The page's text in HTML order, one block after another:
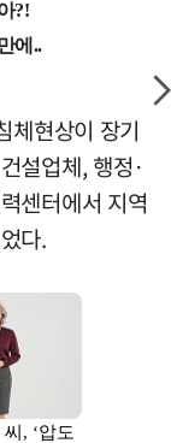
체현상이 장기
설업체, 행정·
센터에서 지역
다.